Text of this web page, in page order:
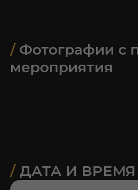
/Фотографии с
мероприятия
/ДАТА И ВРЕМЯ